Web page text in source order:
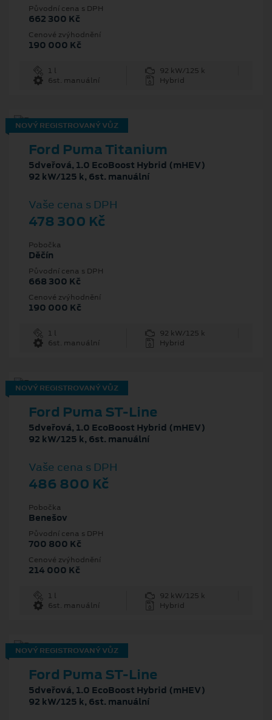
Původní cena s DPH
662 300 Kč
Cenové zvýhodnění
190 000 Kč
1 l
92 kW/125 k
6st. manuální
Hybrid
NOVÝ REGISTROVANÝ VŮZ
Ford Puma Titanium
5dveřová, 1.0 EcoBoost Hybrid (mHEV)
92 kW/125 k, 6st. manuální
Vaše cena s DPH
478 300 Kč
Pobočka
Děčín
Původní cena s DPH
668 300 Kč
Cenové zvýhodnění
190 000 Kč
1 l
92 kW/125 k
6st. manuální
Hybrid
NOVÝ REGISTROVANÝ VŮZ
Ford Puma ST-Line
5dveřová, 1.0 EcoBoost Hybrid (mHEV)
92 kW/125 k, 6st. manuální
Vaše cena s DPH
486 800 Kč
Pobočka
Benešov
Původní cena s DPH
700 800 Kč
Cenové zvýhodnění
214 000 Kč
1 l
92 kW/125 k
6st. manuální
Hybrid
NOVÝ REGISTROVANÝ VŮZ
Ford Puma ST-Line
5dveřová, 1.0 EcoBoost Hybrid (mHEV)
92 kW/125 k, 6st. manuální